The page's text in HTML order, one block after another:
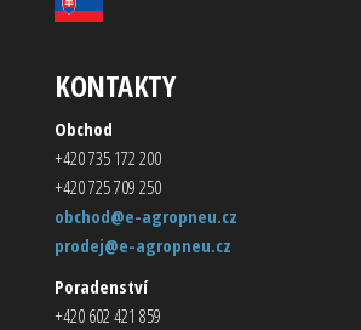
KONTAKTY
Obchod
+420 735 172 200
+420 725 709 250
obchod@e-agropneu.cz
prodej@e-agropneu.cz
Poradenství
+420 602 421 859